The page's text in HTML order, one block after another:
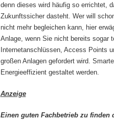
denn dieses wird häufig so errichtet,
Zukunftssicher dasteht. Wer will
nicht mehr begleichen kann, hier
Anlage, wenn Sie nicht bereits sogar
Internetanschlüssen, Access Points
großen Anlagen gefordert wird.
Energieeffizient gestaltet werden.
Anzeige
Einen guten Fachbetrieb zu finden